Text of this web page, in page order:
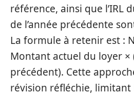
référence, ainsi que l’IRL
de l’année précédente
La formule à retenir est :
Montant actuel du loyer ×
précédent). Cette
révision réfléchie, limitant